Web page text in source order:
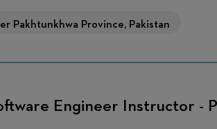
Pakhtunkhwa Province, Pakistan
Engineer Instructor -